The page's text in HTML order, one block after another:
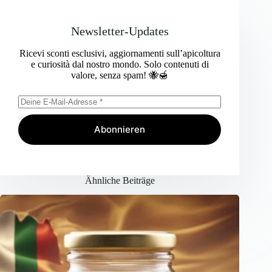
Newsletter-Updates
Ricevi sconti esclusivi, aggiornamenti sull’apicoltura
e curiosità dal nostro mondo. Solo contenuti di
valore, senza spam! 🐝🍯
Abonnieren
Ähnliche Beiträge